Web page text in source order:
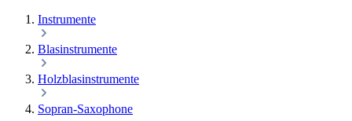
Instrumente
Blasinstrumente
Holzblasinstrumente
Sopran-Saxophone